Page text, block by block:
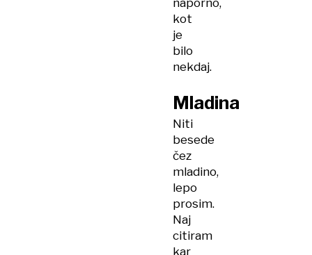
naporno,
kot
je
bilo
nekdaj.
Mladina
Niti
besede
čez
mladino,
lepo
prosim.
Naj
citiram
kar